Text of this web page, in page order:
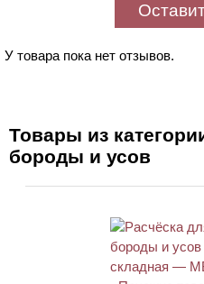
У товара пока нет отзывов.
Товары из
бороды и усов